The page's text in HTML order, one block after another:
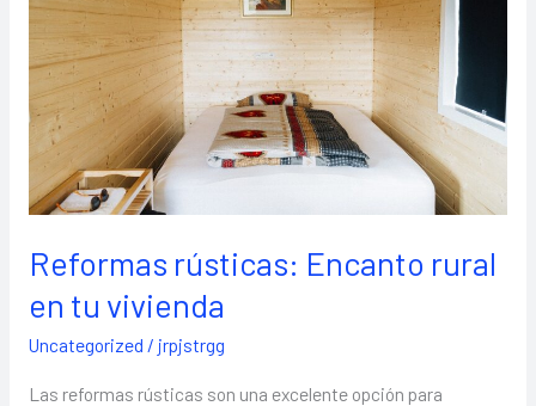
Reformas rústicas: Encanto rural
en tu vivienda
Uncategorized / jrpjstrgg
Las reformas rústicas son una excelente opción para
rural
en
vivienda